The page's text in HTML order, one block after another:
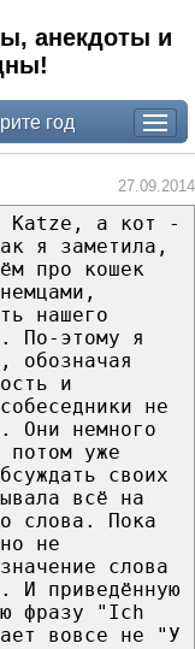
анекдоты и
год
27.09.2014
Katze, а кот -
я заметила,
про кошек
нашего
По-этому я
обозначая
и
не
Они немного
потом уже
своих
всё на
слова. Пока
не
слова
приведённую
фразу "Ich
вовсе не "У